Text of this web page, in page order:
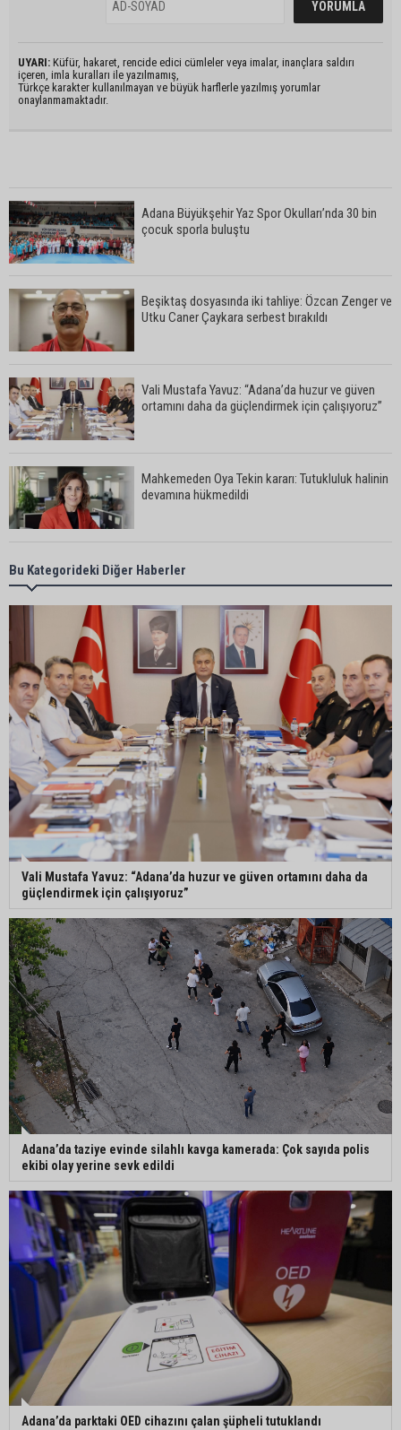
UYARI: Küfür, hakaret, rencide edici cümleler veya imalar, inançlara saldırı
içeren, imla kuralları ile yazılmamış,
Türkçe karakter kullanılmayan ve büyük harflerle yazılmış yorumlar
onaylanmamaktadır.
Adana Büyükşehir Yaz Spor Okulları’nda 30 bin
çocuk sporla buluştu
Beşiktaş dosyasında iki tahliye: Özcan Zenger ve
Utku Caner Çaykara serbest bırakıldı
Vali Mustafa Yavuz: “Adana’da huzur ve güven
ortamını daha da güçlendirmek için çalışıyoruz”
Mahkemeden Oya Tekin kararı: Tutukluluk halinin
devamına hükmedildi
Adana’da taziye evinde silahlı kavga kamerada:
Çok sayıda polis ekibi olay yerine sevk edildi
Adana’da parktaki OED cihazını çalan şüpheli
tutuklandı
Seyhan’da fırın ve pastanelere hijyen denetimi
gerçekleştirildi
Eski polis memuru Ergün Karakaya’nın
öldürüldüğü silahlı kavganın görüntüleri ortaya
çıktı
İmamoğlu’nda hijyen ve etiket kontrolü
Mustafa Özkan: "Yüreğir Belediye Başkan
Vekilliği seçimine ilişkin hukuki süreç başlatıldı"
Bu Kategorideki Diğer Haberler
Vali Mustafa Yavuz: “Adana’da huzur ve güven ortamını daha da
güçlendirmek için çalışıyoruz”
Adana’da taziye evinde silahlı kavga kamerada: Çok sayıda polis
ekibi olay yerine sevk edildi
Adana’da parktaki OED cihazını çalan şüpheli tutuklandı